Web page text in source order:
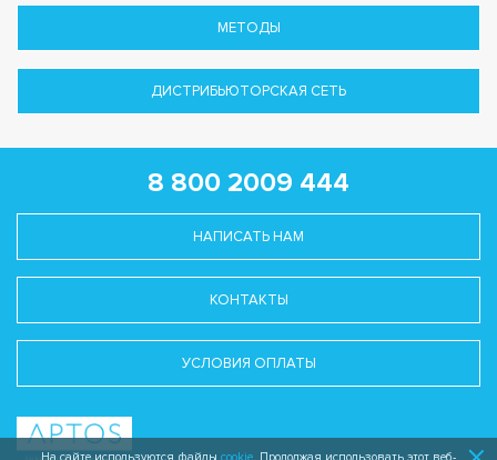
МЕТОДЫ
ДИСТРИБЬЮТОРСКАЯ СЕТЬ
8 800 2009 444
НАПИСАТЬ НАМ
КОНТАКТЫ
УСЛОВИЯ ОПЛАТЫ